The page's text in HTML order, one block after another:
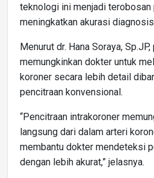
teknologi ini menjadi
meningkatkan akurasi
Menurut dr. Hana Soraya,
memungkinkan dokter untuk
koroner secara lebih detail
pencitraan konvensional.
“Pencitraan intrakoroner
langsung dari dalam arteri
membantu dokter mendeteksi
dengan lebih akurat,” jelasnya.